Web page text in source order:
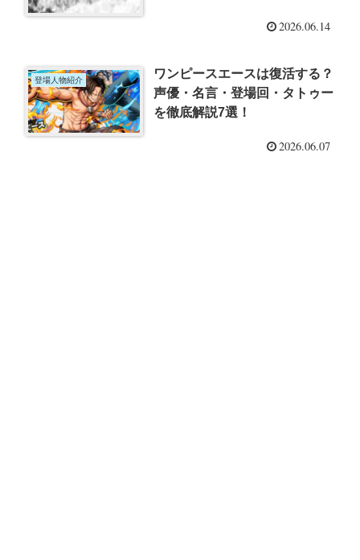
2026.06.14
登場人物紹介
ワンピースエースは復活する？
声優・名言・登場回・タトゥー
を徹底解説7選！
2026.06.07